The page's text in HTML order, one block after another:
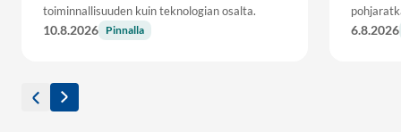
toiminnallisuuden kuin teknologian osalta.
10.8.2026 Pinnalla 6.8.2026